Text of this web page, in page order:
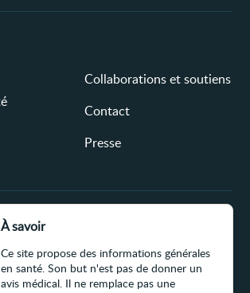
Collaborations et soutiens
Contact
Presse
À savoir
Ce site propose des informations générales
en santé. Son but n'est pas de donner un
avis médical. Il ne remplace pas une